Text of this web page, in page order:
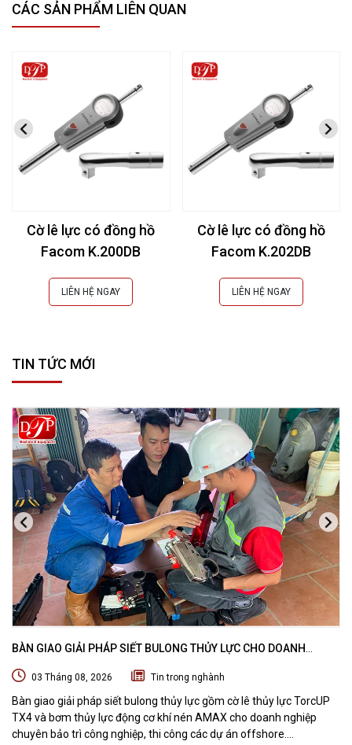
CÁC SẢN PHẨM LIÊN QUAN
Cờ lê lực có đồng hồ
Facom K.200DB
LIÊN HỆ NGAY
Cờ lê lực có đồng hồ
Facom K.202DB
LIÊN HỆ NGAY
TIN TỨC MỚI
BÀN GIAO GIẢI PHÁP SIẾT BULONG THỦY LỰC CHO DOANH
03 Tháng 08, 2026 Tin trong nghành
Bàn giao giải pháp siết bulong thủy lực gồm cờ lê thủy lực TorcUP
TX4 và bơm thủy lực động cơ khí nén AMAX cho doanh nghiệp
chuyên bảo trì công nghiệp, thi công các dự án offshore.